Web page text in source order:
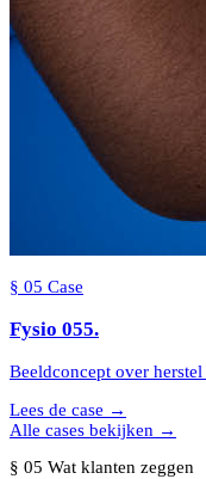
§ 05 Case
Fysio 055.
Beeldconcept over
Lees de case →
Alle cases bekijken →
§ 05 Wat klanten zeggen